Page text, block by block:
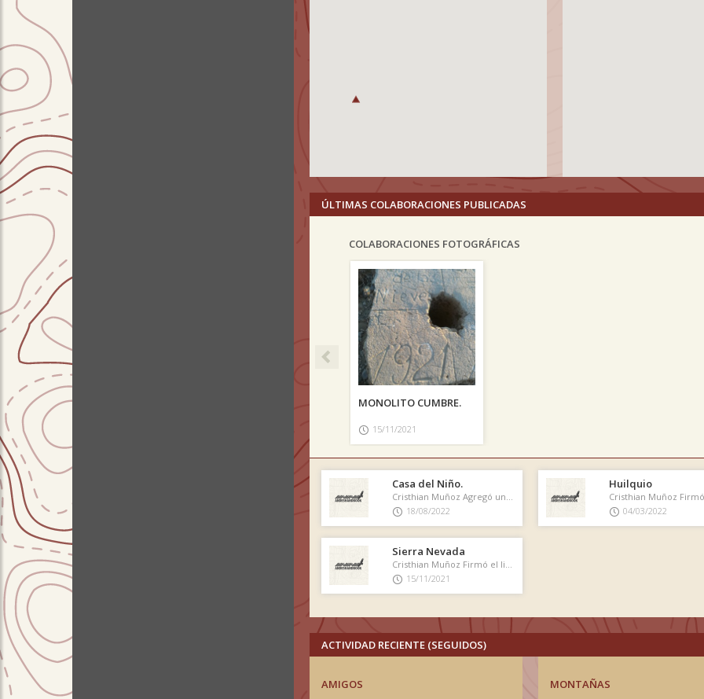
ÚLTIMAS COLABORACIONES PUBLICADAS
COLABORACIONES FOTOGRÁFICAS
MONOLITO CUMBRE.
15/11/2021
Previous
Casa del Niño.
Cristhian Muñoz Agregó una nueva ruta de montañismo
18/08/2022
Huilquio
04/03/2022
Sierra Nevada
Cristhian Muñoz Firmó el libro de cumbre
15/11/2021
ACTIVIDAD RECIENTE (SEGUIDOS)
AMIGOS MONTAÑAS